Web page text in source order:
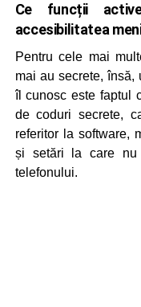
Ce funcții
accesibilitatea
Pentru cele mai
mai au secrete, însă,
îl cunosc este faptul
de coduri secrete,
referitor la software,
și setări la care nu
telefonului.